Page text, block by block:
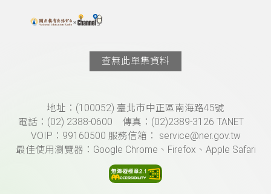
上方功能區塊
搜尋關鍵字：可輸入節目名稱、主持人或關鍵字
查無此單集資料
頁尾資訊地址：(100052) 臺北市中正區南海路45號
電話：(02) 2388-0600 傳真：(02)2389-3126 TANET
VOIP：99160500 服務信箱： service@ner.gov.tw
最佳使用瀏覽器：Google Chrome、Firefox、Apple Safari